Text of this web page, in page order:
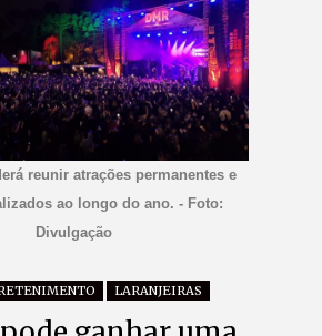
reunir atrações permanentes e
ao longo do ano. - Foto:
Divulgação
LARANJEIRAS